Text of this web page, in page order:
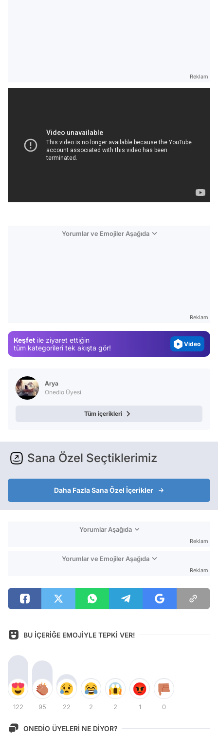
Reklam
Yorumlar ve Emojiler Aşağıda
Reklam
Keşfet ile ziyaret ettiğin
tüm kategorileri tek akışta gör!
Video
Arya
Onedio Üyesi
Tüm içerikleri
Sana Özel Seçtiklerimiz
Daha Fazla Sana Özel İçerikler
Yorumlar Aşağıda
Reklam
Yorumlar ve Emojiler Aşağıda
Reklam
BU İÇERİĞE EMOJİYLE TEPKİ VER!
122 95 22 2 2 1 0
ONEDİO ÜYELERİ NE DİYOR?